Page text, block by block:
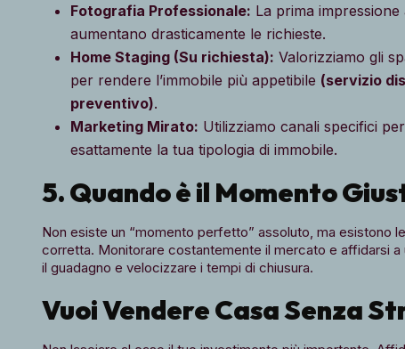
Fotografia Professionale: La prima
aumentano drasticamente le richieste.
Home Staging (Su richiesta): Valorizziamo gli
per rendere l’immobile più appetibile (servizio
preventivo).
Marketing Mirato: Utilizziamo canali specifici
esattamente la tua tipologia di immobile.
5. Quando è il Momento
Non esiste un “momento perfetto” assoluto, ma esistono
corretta. Monitorare costantemente il mercato e affidarsi
il guadagno e velocizzare i tempi di chiusura.
Vuoi Vendere Casa Senza